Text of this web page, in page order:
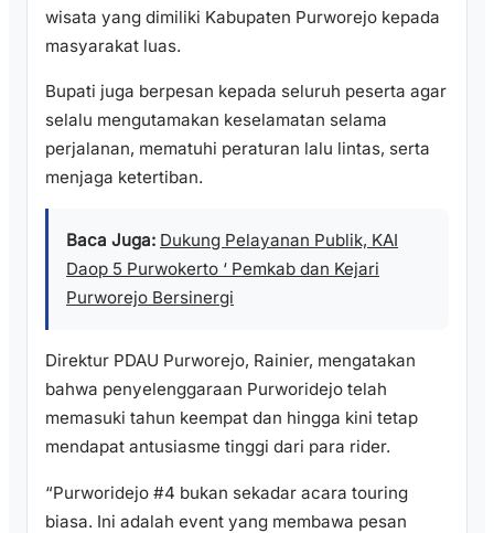
wisata yang dimiliki Kabupaten Purworejo kepada
masyarakat luas.
Bupati juga berpesan kepada seluruh peserta agar
selalu mengutamakan keselamatan selama
perjalanan, mematuhi peraturan lalu lintas, serta
menjaga ketertiban.
Baca Juga: Dukung Pelayanan Publik, KAI
Daop 5 Purwokerto ‘ Pemkab dan Kejari
Purworejo Bersinergi
Direktur PDAU Purworejo, Rainier, mengatakan
bahwa penyelenggaraan Purworidejo telah
memasuki tahun keempat dan hingga kini tetap
mendapat antusiasme tinggi dari para rider.
“Purworidejo #4 bukan sekadar acara touring
biasa. Ini adalah event yang membawa pesan